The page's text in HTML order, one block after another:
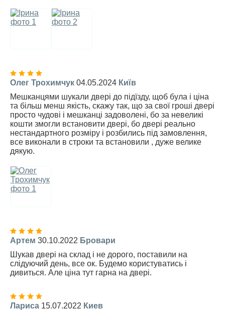
Олег Трохимчук 04.05.2024 Київ
Мешканцями шукали двері до підїзду, щоб була і ціна
та більш менш якість, скажу так, що за свої гроші двері
просто чудові і мешканці задоволені, бо за невеликі
кошти змогли встановити двері, бо двері реально
нестандартного розміру і розбились під замовлення,
все виконали в строки та встановили , дуже велике
дякую.
Артем 30.10.2022 Бровари
Шукав двері на склад і не дорого, поставили на
слідуючий день, все ок. Будемо користуватись і
дивиться. Але ціна тут гарна на двері.
Лариса 15.07.2022 Киев